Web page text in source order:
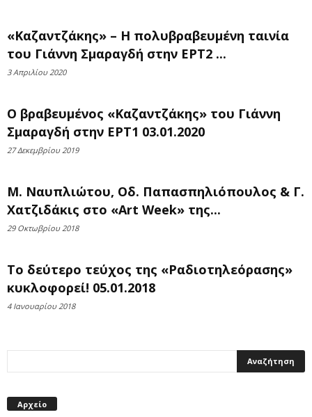
«Καζαντζάκης» – Η πολυβραβευμένη ταινία
του Γιάννη Σμαραγδή στην ΕΡΤ2 ...
3 Απριλίου 2020
Ο βραβευμένος «Καζαντζάκης» του Γιάννη
Σμαραγδή στην ΕΡΤ1 03.01.2020
27 Δεκεμβρίου 2019
Μ. Ναυπλιώτου, Οδ. Παπασπηλιόπουλος & Γ.
Χατζιδάκις στο «Art Week» της...
29 Οκτωβρίου 2018
Το δεύτερο τεύχος της «Ραδιοτηλεόρασης»
κυκλοφορεί! 05.01.2018
4 Ιανουαρίου 2018
Αρχείο